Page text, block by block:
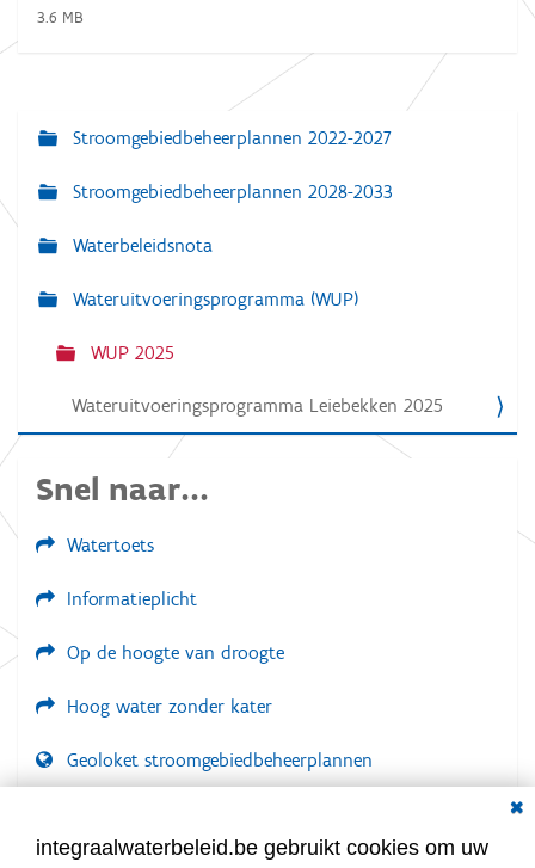
3.6 MB
N
a
i
g
e
Stroomgebiedbeheerplannen 2022-2027
Stroomgebiedbeheerplannen 2028-2033
Waterbeleidsnota
Wateruitvoeringsprogramma (WUP)
WUP 2025
Wateruitvoeringsprogramma Leiebekken 2025
Snel naar...
Watertoets
Informatieplicht
Op de hoogte van droogte
Hoog water zonder kater
Geoloket stroomgebiedbeheerplannen
LOGIN VEREIST
integraalwaterbeleid.be gebruikt cookies om uw